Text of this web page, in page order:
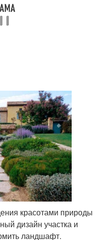
красотами природы
дизайн участка и
ландшафт.